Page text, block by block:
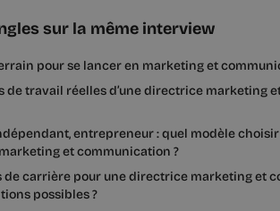
sur la même interview
pour se lancer en marketing et
de travail réelles d’une directrice marketing
entrepreneur : quel modèle
et communication ?
de carrière pour une directrice marketing et
possibles ?